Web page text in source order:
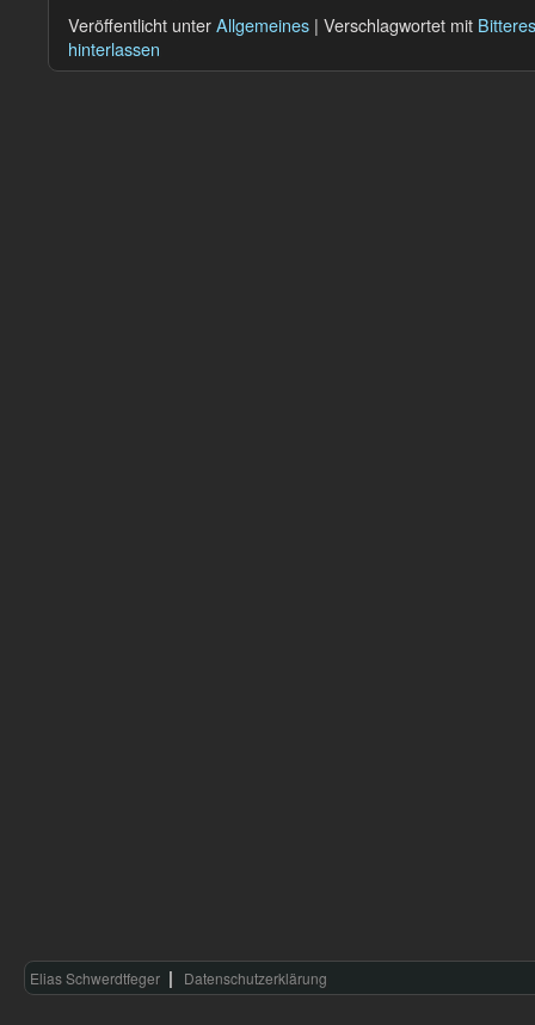
Veröffentlicht unterAllgemeines | Verschlagwortet mit Bitteres
hinterlassen
Elias Schwerdtfeger Datenschutzerklärung